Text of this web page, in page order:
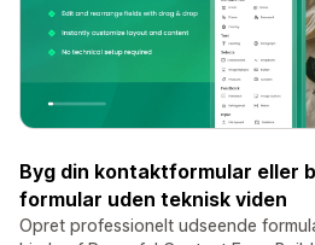
Byg din kontaktformular eller
formular uden teknisk viden
Opret professionelt udseende